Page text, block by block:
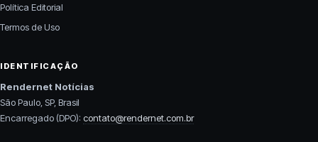
Política Editorial
Termos de Uso
IDENTIFICAÇÃO
Rendernet Notícias
São Paulo, SP, Brasil
Encarregado (DPO): contato@rendernet.com.br